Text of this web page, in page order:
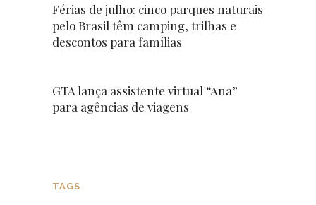
Férias de julho: cinco parques naturais
pelo Brasil têm camping, trilhas e
descontos para famílias
GTA lança assistente virtual “Ana”
para agências de viagens
TAGS